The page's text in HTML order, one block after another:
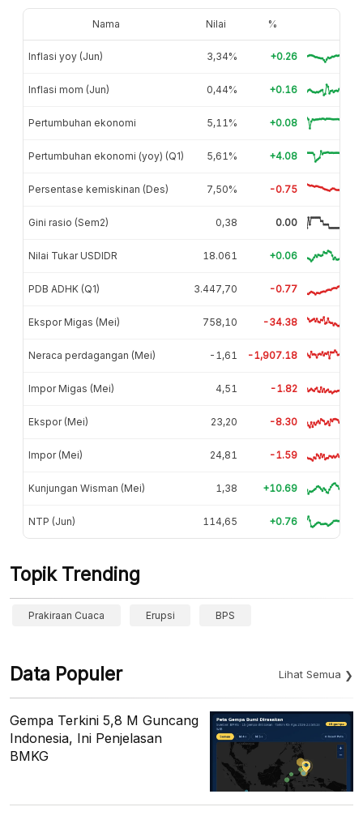
Nama Nilai %
Inflasi yoy (Jun) 3,34% +0.26
Inflasi mom (Jun) 0,44% +0.16
Pertumbuhan ekonomi 5,11% +0.08
Pertumbuhan ekonomi (yoy) (Q1) 5,61% +4.08
Persentase kemiskinan (Des) 7,50% -0.75
Gini rasio (Sem2) 0,38 0.00
Nilai Tukar USDIDR 18.061 +0.06
PDB ADHK (Q1) 3.447,70 -0.77
Ekspor Migas (Mei) 758,10 -34.38
Neraca perdagangan (Mei) -1,61 -1,907.18
Impor Migas (Mei) 4,51 -1.82
Ekspor (Mei) 23,20 -8.30
Impor (Mei) 24,81 -1.59
Kunjungan Wisman (Mei) 1,38 +10.69
NTP (Jun) 114,65 +0.76
Topik Trending
Prakiraan Cuaca Erupsi BPS
Data Populer Lihat Semua
Gempa Terkini 5,8 M Guncang
Indonesia, Ini Penjelasan
BMKG